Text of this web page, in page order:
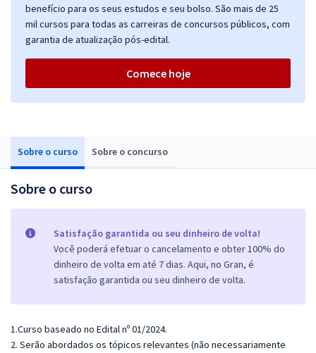
Sobre o curso Sobre o concurso
Sobre o curso
Satisfação garantida ou seu dinheiro de volta!
Você poderá efetuar o cancelamento e obter 100% do
dinheiro de volta em até 7 dias. Aqui, no Gran, é
satisfação garantida ou seu dinheiro de volta.
1.Curso baseado no Edital nº 01/2024.
2. Serão abordados os tópicos relevantes (não necessariamente
benefício para os seus estudos e seu bolso. São mais de 25
mil cursos para todas as carreiras de concursos públicos, com
garantia de atualização pós-edital.
Comece hoje